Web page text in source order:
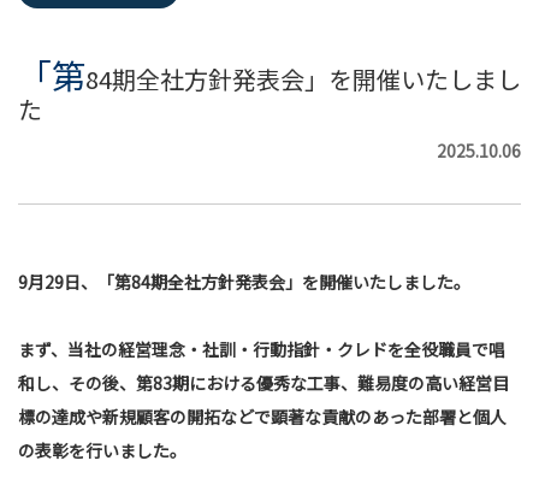
「第84期全社方針発表会」を開催いたしまし
た
2025.10.06
9月29日、「第84期全社方針発表会」を開催いたしました。
まず、当社の経営理念・社訓・行動指針・クレドを全役職員で唱
和し、その後、第83期における優秀な工事、難易度の高い経営目
標の達成や新規顧客の開拓などで顕著な貢献のあった部署と個人
の表彰を行いました。